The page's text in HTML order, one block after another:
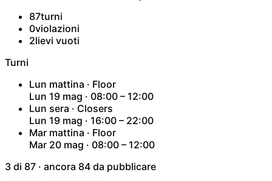
87turni
0violazioni
2lievi vuoti
Turni
Lun mattina · Floor
Lun 19 mag · 08:00 – 12:00
Lun sera · Closers
Lun 19 mag · 16:00 – 22:00
Mar mattina · Floor
Mar 20 mag · 08:00 – 12:00
3 di 87 · ancora 84 da pubblicare